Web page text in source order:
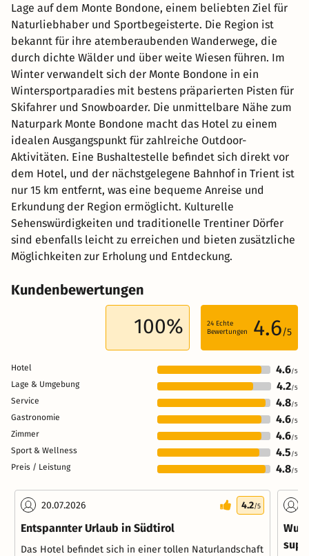
Lage auf dem Monte Bondone, einem beliebten Ziel für
Naturliebhaber und Sportbegeisterte. Die Region ist
bekannt für ihre atemberaubenden Wanderwege, die
durch dichte Wälder und über weite Wiesen führen. Im
Winter verwandelt sich der Monte Bondone in ein
Wintersportparadies mit bestens präparierten Pisten für
Skifahrer und Snowboarder. Die unmittelbare Nähe zum
Naturpark Monte Bondone macht das Hotel zu einem
idealen Ausgangspunkt für zahlreiche Outdoor-
Aktivitäten. Eine Bushaltestelle befindet sich direkt vor
dem Hotel, und der nächstgelegene Bahnhof in Trient ist
nur 15 km entfernt, was eine bequeme Anreise und
Erkundung der Region ermöglicht. Kulturelle
Sehenswürdigkeiten und traditionelle Trentiner Dörfer
sind ebenfalls leicht zu erreichen und bieten zusätzliche
Möglichkeiten zur Erholung und Entdeckung.
Kundenbewertungen
100% 24 Echte
Bewertungen
4.6/5
Hotel 4.6/5
Lage & Umgebung 4.2/5
Service 4.8/5
Gastronomie 4.6/5
Zimmer 4.6/5
Sport & Wellness 4.5 /5
Preis / Leistung 4.8/5
20.07.2026 4.2/5
Entspannter Urlaub in Südtirol
Das Hotel befindet sich in einer tollen Naturlandschaft